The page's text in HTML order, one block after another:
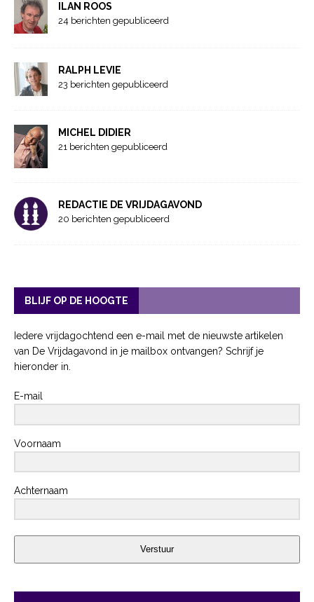
ILAN ROOS
24 berichten gepubliceerd
RALPH LEVIE
23 berichten gepubliceerd
MICHEL DIDIER
21 berichten gepubliceerd
REDACTIE DE VRIJDAGAVOND
20 berichten gepubliceerd
BLIJF OP DE HOOGTE
Iedere vrijdagochtend een e-mail met de nieuwste artikelen
van De Vrijdagavond in je mailbox ontvangen? Schrijf je
hieronder in.
E-mail
Voornaam
Achternaam
Verstuur